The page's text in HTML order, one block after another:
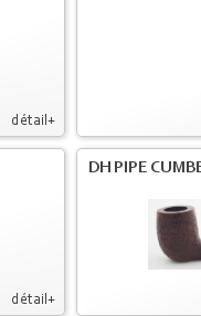
détail+
détail+
DH PIPE